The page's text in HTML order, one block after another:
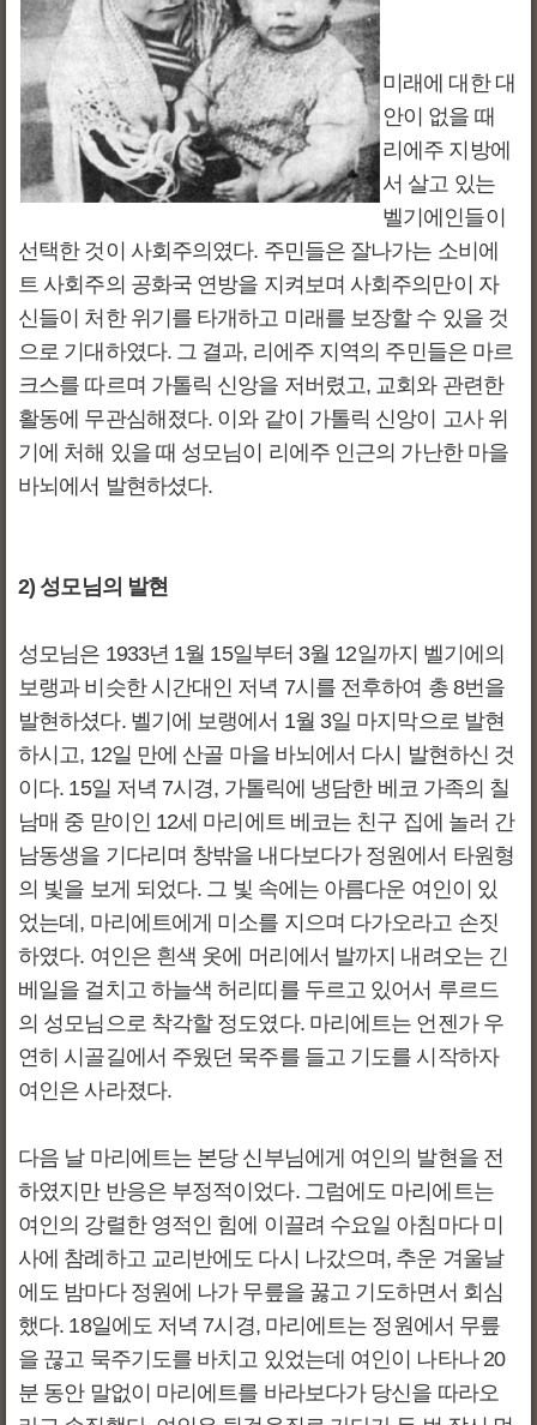
미래에 대한 대
안이 없을 때
리에주 지방에
서 살고 있는
벨기에인들이
선택한 것이 사회주의였다. 주민들은 잘나가는 소비에
트 사회주의 공화국 연방을 지켜보며 사회주의만이 자
신들이 처한 위기를 타개하고 미래를 보장할 수 있을 것
으로 기대하였다. 그 결과, 리에주 지역의 주민들은 마르
크스를 따르며 가톨릭 신앙을 저버렸고, 교회와 관련한
활동에 무관심해졌다. 이와 같이 가톨릭 신앙이 고사 위
기에 처해 있을 때 성모님이 리에주 인근의 가난한 마을
바뇌에서 발현하셨다.
2) 성모님의 발현
성모님은 1933년 1월 15일부터 3월 12일까지 벨기에의
보랭과 비슷한 시간대인 저녁 7시를 전후하여 총 8번을
발현하셨다. 벨기에 보랭에서 1월 3일 마지막으로 발현
하시고, 12일 만에 산골 마을 바뇌에서 다시 발현하신 것
이다. 15일 저녁 7시경, 가톨릭에 냉담한 베코 가족의 칠
남매 중 맏이인 12세 마리에트 베코는 친구 집에 놀러 간
남동생을 기다리며 창밖을 내다보다가 정원에서 타원형
의 빛을 보게 되었다. 그 빛 속에는 아름다운 여인이 있
었는데, 마리에트에게 미소를 지으며 다가오라고 손짓
하였다. 여인은 흰색 옷에 머리에서 발까지 내려오는 긴
베일을 걸치고 하늘색 허리띠를 두르고 있어서 루르드
의 성모님으로 착각할 정도였다. 마리에트는 언젠가 우
연히 시골길에서 주웠던 묵주를 들고 기도를 시작하자
여인은 사라졌다.
다음 날 마리에트는 본당 신부님에게 여인의 발현을 전
하였지만 반응은 부정적이었다. 그럼에도 마리에트는
여인의 강렬한 영적인 힘에 이끌려 수요일 아침마다 미
사에 참례하고 교리반에도 다시 나갔으며, 추운 겨울날
에도 밤마다 정원에 나가 무릎을 꿇고 기도하면서 회심
했다. 18일에도 저녁 7시경, 마리에트는 정원에서 무릎
을 끊고 묵주기도를 바치고 있었는데 여인이 나타나 20
분 동안 말없이 마리에트를 바라보다가 당신을 따라오